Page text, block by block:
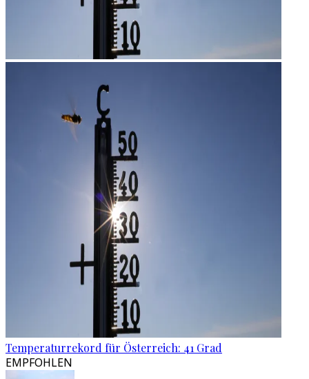
Temperaturrekord für Österreich: 41 Grad
EMPFOHLEN